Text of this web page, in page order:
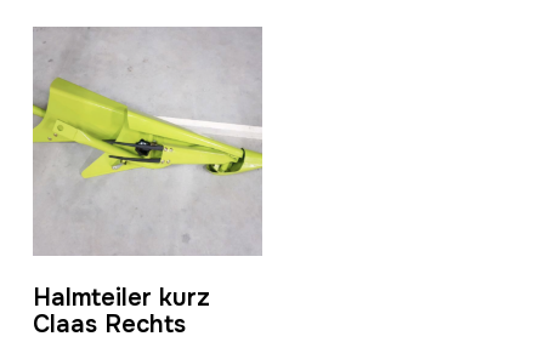
Halmteiler kurz
Claas Rechts